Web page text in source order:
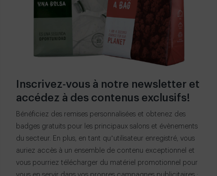
Inscrivez-vous à notre newsletter et
accédez à des contenus exclusifs!
Bénéficiez des remises personnalisées et obtenez des
badges gratuits pour les principaux salons et évènements
du secteur. En plus, en tant qu’utilisateur enregistré, vous
auriez accès à un ensemble de contenu exceptionnel et
vous pourriez télécharger du matériel promotionnel pour